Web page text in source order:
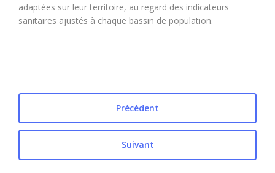
adaptées sur leur territoire, au regard des indicateurs
sanitaires ajustés à chaque bassin de population.
Précédent
Suivant